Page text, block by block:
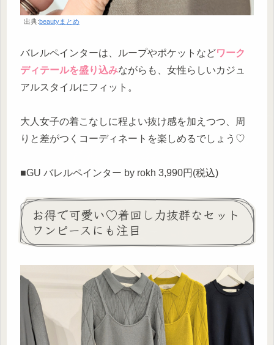
出典:beautyまとめ
バレルペインターは、ループやポケットなどワーク
ディテールを盛り込みながらも、女性らしいカジュ
アルスタイルにフィット。
大人女子の着こなしに程よい抜け感を加えつつ、周
りと差がつくコーディネートを楽しめるでしょう♡
■GU バレルペインター by rokh 3,990円(税込)
お得で可愛い♡着回し力抜群なセット
ワンピースにも注目